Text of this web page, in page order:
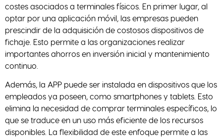
costes asociados a terminales físicos. En primer lugar, al
optar por una aplicación móvil, las empresas pueden
prescindir de la adquisición de costosos dispositivos de
fichaje. Esto permite a las organizaciones realizar
importantes ahorros en inversión inicial y mantenimiento
continuo.
Además, la APP puede ser instalada en dispositivos que los
empleados ya poseen, como smartphones y tablets. Esto
elimina la necesidad de comprar terminales específicos, lo
que se traduce en un uso más eficiente de los recursos
disponibles. La flexibilidad de este enfoque permite a las